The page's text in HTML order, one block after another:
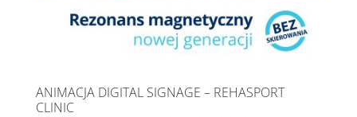
ANIMACJA DIGITAL SIGNAGE – REHASPORT
CLINIC